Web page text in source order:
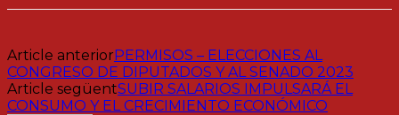
Article anteriorPERMISOS – ELECCIONES AL
CONGRESO DE DIPUTADOS Y AL SENADO 2023
Article següentSUBIR SALARIOS IMPULSARÁ EL
CONSUMO Y EL CRECIMIENTO ECONÓMICO